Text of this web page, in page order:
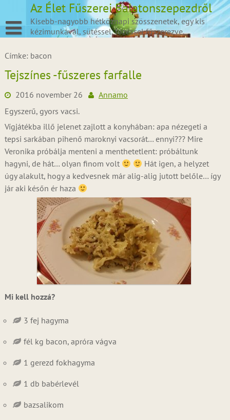
content
Az Élet Fűszerei Balatonszepezdről
Kisebb-nagyobb hétköznapi szösszenetek, egy kis
kézimunkával, sütéssel, főzéssel fűszerezve.
Címke: bacon
Tejszínes -fűszeres farfalle
2016 november 26
Annamo
Egyszerű, gyors vacsi.
Vígjátékba illő jelenet zajlott a konyhában: apa nézegeti a
tepsi sarkában pihenő maroknyi vacsorát… ennyi??? Mire
Veronika próbálja menteni a menthetetlent: próbáltunk
hagyni, de hát… olyan finom volt
Hát igen, a helyzet
úgy alakult, hogy a kedvesnek már alig-alig jutott belőle… így
jár aki későn ér haza
Mi kell hozzá?
3 fej hagyma
fél kg bacon, apróra vágva
1 gerezd fokhagyma
1 db babérlevél
bazsalikom